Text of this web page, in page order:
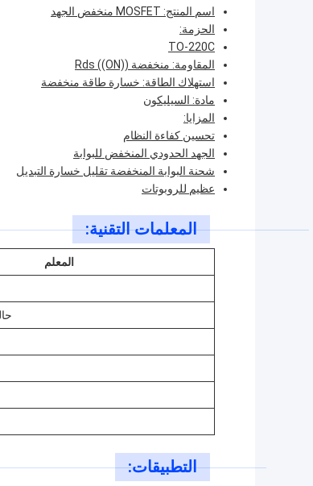
اسم المنتج: MOSFET منخفض الجهد
الحزمة:
TO-220C
المقاومة: منخفضة Rds ((ON))
استهلاك الطاقة: خسارة طاقة منخفضة
مادة: السيليكون
المزايا:
تحسين كفاءة النظام
الجهد الحدودي المنخفض للبوابة
شحنة البوابة المنخفضة تقليل خسارة التبديل
عظيم للروبوتات
المعلمات التقنية:
المعلم
التطبيقات: